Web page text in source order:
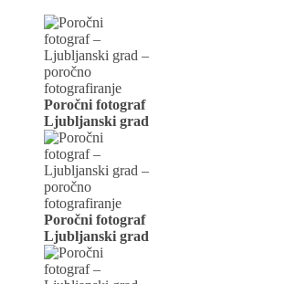
Poročni fotograf
Ljubljanski grad
Poročni fotograf
Ljubljanski grad